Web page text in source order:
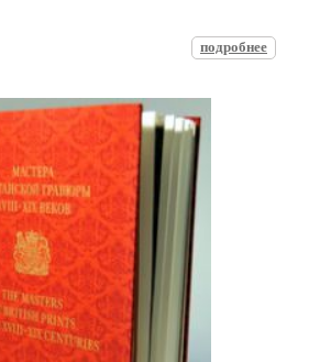
подробнее